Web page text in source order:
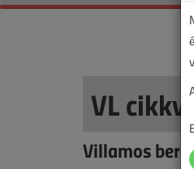
VL
Villamos